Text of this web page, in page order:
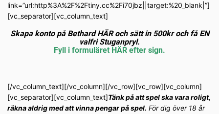
link=”url:http%3A%2F%2Ftiny.cc%2Fi70jbz||target:%20_blank|”]
[vc_separator][vc_column_text]
Skapa konto på Bethard HÄR och sätt in 500kr och få EN
valfri Stuganpryl.
Fyll i formuläret HÄR efter sign.
[/vc_column_text][/vc_column][/vc_row][vc_row][vc_column]
[vc_separator][vc_column_text]Tänk på att spel ska vara roligt,
räkna aldrig med att vinna pengar på spel. För dig över 18 år